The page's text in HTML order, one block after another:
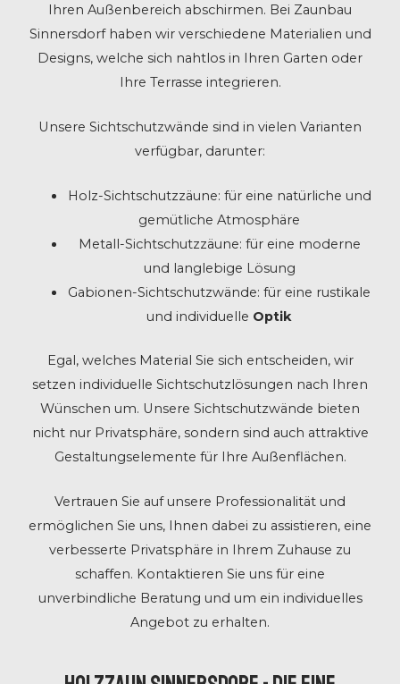
Ihren Außenbereich abschirmen. Bei Zaunbau
Sinnersdorf haben wir verschiedene Materialien und
Designs, welche sich nahtlos in Ihren Garten oder
Ihre Terrasse integrieren.
Unsere Sichtschutzwände sind in vielen Varianten
verfügbar, darunter:
Holz-Sichtschutzzäune: für eine natürliche und
gemütliche Atmosphäre
Metall-Sichtschutzzäune: für eine moderne
und langlebige Lösung
Gabionen-Sichtschutzwände: für eine rustikale
und individuelle Optik
Egal, welches Material Sie sich entscheiden, wir
setzen individuelle Sichtschutzlösungen nach Ihren
Wünschen um. Unsere Sichtschutzwände bieten
nicht nur Privatsphäre, sondern sind auch attraktive
Gestaltungselemente für Ihre Außenflächen.
Vertrauen Sie auf unsere Professionalität und
ermöglichen Sie uns, Ihnen dabei zu assistieren, eine
verbesserte Privatsphäre in Ihrem Zuhause zu
schaffen. Kontaktieren Sie uns für eine
unverbindliche Beratung und um ein individuelles
Angebot zu erhalten.